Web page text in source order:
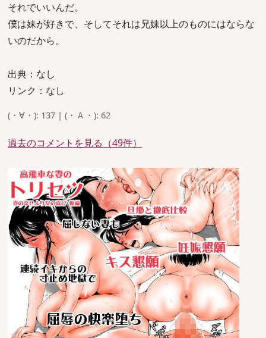
それでいいんだ。
僕は妹が好きで、そしてそれは兄妹以上のものにはならな
いのだから。
出典：なし
リンク：なし
(・∀・): 137 | (・Ａ・): 62
過去のコメントを見る（49件）